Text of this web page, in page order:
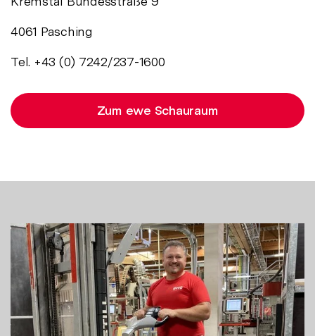
4061 Pasching
Tel. +43 (0) 7242/237-1600
Zum ewe Schauraum